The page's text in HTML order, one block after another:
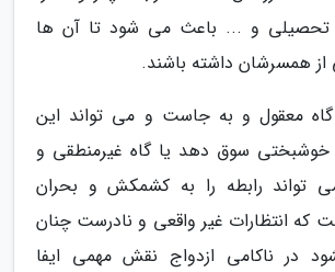
تحصیلی و ... باعث می شود تا آن ها
از همسرشان داشته باشند.
معقول و به جاست و می تواند این
خوشبختی سوق دهد یا گاه غیرمنطقی و
تواند رابطه را به کشمکش و بحران
که انتظارات غیر واقعی و نادرست چنان
در ناکامی ازدواج نقش مهمی ایفا